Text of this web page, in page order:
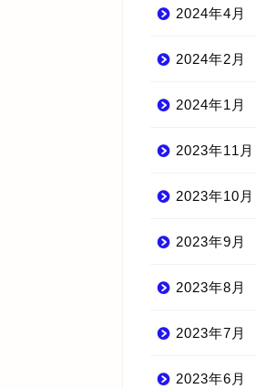
2024年4月
2024年2月
2024年1月
2023年11月
2023年10月
2023年9月
2023年8月
2023年7月
2023年6月